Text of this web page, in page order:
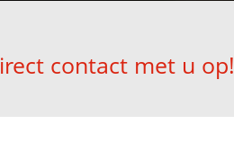
contact met u op!